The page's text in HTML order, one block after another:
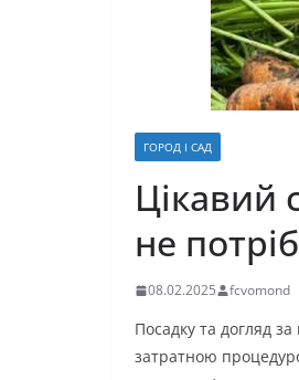
ГОРОД І САД
Цікавий
не
08.02.2025 fcvomond
Посадку та догляд
затратною